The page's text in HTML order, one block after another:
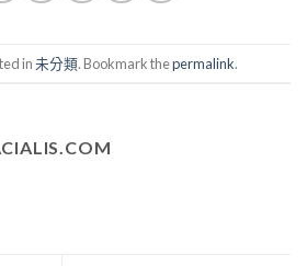
in未分類. Bookmark thepermalink.